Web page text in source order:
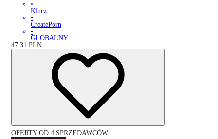
•
Klucz
•
CreatePorn
•
GLOBALNY
47.31 PLN
OFERTY OD 4 SPRZEDAWCÓW